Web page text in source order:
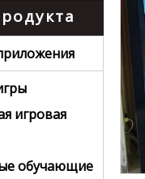
игровая
обучающие